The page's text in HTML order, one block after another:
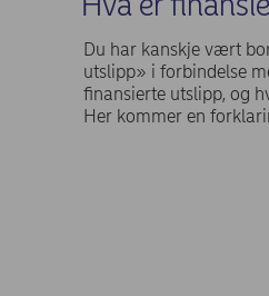
Du har kanskje vært
utslipp» i forbindelse
finansierte utslipp, og
Her kommer en